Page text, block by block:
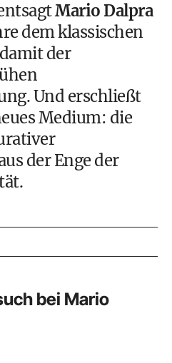
Mario Dalpra
dem klassischen
der
Und erschließt
Medium: die
der Enge der
bei Mario